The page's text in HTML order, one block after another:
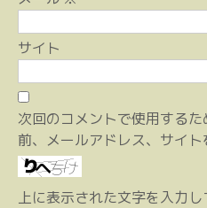
サイト
次回のコメントで使用する
前、メールアドレス、サイト
上に表示された文字を入力し